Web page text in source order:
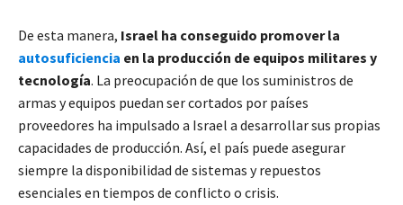
De esta manera, Israel ha conseguido promover la
autosuficiencia en la producción de equipos militares y
tecnología. La preocupación de que los suministros de
armas y equipos puedan ser cortados por países
proveedores ha impulsado a Israel a desarrollar sus propias
capacidades de producción. Así, el país puede asegurar
siempre la disponibilidad de sistemas y repuestos
esenciales en tiempos de conflicto o crisis.